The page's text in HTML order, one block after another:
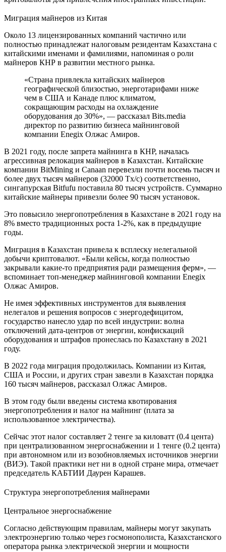
Миграция майнеров из Китая
Около 13 лицензированных компаний частично или
полностью принадлежат налоговым резидентам Казахстана с
китайскими именами и фамилиями, напоминая о роли
майнеров КНР в развитии местного рынка.
«Страна привлекла китайских майнеров
географической близостью, энерготарифами ниже
чем в США и Канаде плюс климатом,
сокращающим расходы на охлаждение
оборудования до 30%», — рассказал Bits.media
директор по развитию бизнеса майнинговой
компании Enegix Олжас Амиров.
В 2021 году, после запрета майнинга в КНР, началась
агрессивная релокация майнеров в Казахстан. Китайские
компании BitMining и Canaan перевезли почти восемь тысяч и
более двух тысяч майнеров (32000 Tx/c) соответственно,
сингапурская Bitfufu поставила 80 тысяч устройств. Суммарно
китайские майнеры привезли более 90 тысяч установок.
Это повысило энергопотребления в Казахстане в 2021 году на
8% вместо традиционных роста 1-2%, как в предыдущие
годы.
Миграция в Казахстан привела к всплеску нелегальной
добычи криптовалют. «Были кейсы, когда полностью
закрывали какие-то предприятия ради размещения ферм», —
вспоминает топ-менеджер майнинговой компании Enegix
Олжас Амиров.
Не имея эффективных инструментов для выявления
нелегалов и решения вопросов с энергодефицитом,
государство нанесло удар по всей индустрии: волна
отключений дата-центров от энергии, конфискаций
оборудования и штрафов пронеслась по Казахстану в 2021
году.
В 2022 года миграция продолжилась. Компании из Китая,
США и России, и других стран завезли в Казахстан порядка
160 тысяч майнеров, рассказал Олжас Амиров.
В этом году были введены система квотирования
энергопотребления и налог на майнинг (плата за
использованное электричества).
Сейчас этот налог составляет 2 тенге за киловатт (0.4 цента)
при централизованном энергоснабжении и 1 тенге (0.2 цента)
при автономном или из возобновляемых источников энергии
(ВИЭ). Такой практики нет ни в одной стране мира, отмечает
председатель КАБТИИ Даурен Карашев.
Структура энергопотребления майнерами
Центральное энергоснабжение
Согласно действующим правилам, майнеры могут закупать
электроэнергию только через госмонополиста, Казахстанского
оператора рынка электрической энергии и мощности